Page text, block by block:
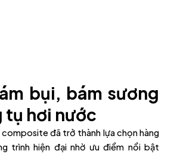
bụi, bám sương
tụ hơi nước
composite đã trở thành lựa chọn hàng
trình hiện đại nhờ ưu điểm nổi bật